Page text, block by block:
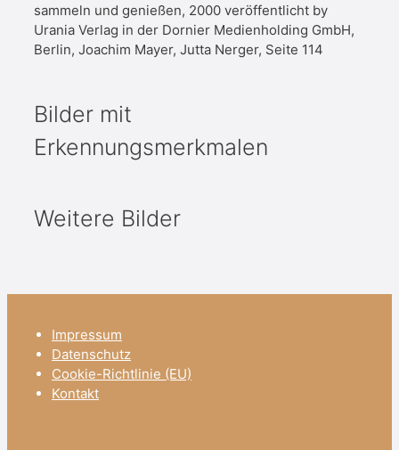
sammeln und genießen, 2000 veröffentlicht by
Urania Verlag in der Dornier Medienholding GmbH,
Berlin, Joachim Mayer, Jutta Nerger, Seite 114
Bilder mit
Erkennungsmerkmalen
Weitere Bilder
Impressum
Datenschutz
Cookie-Richtlinie (EU)
Kontakt